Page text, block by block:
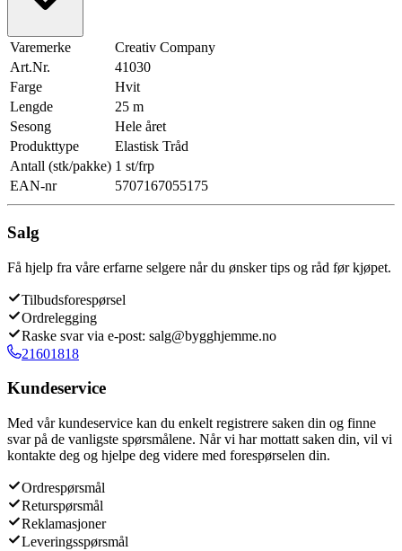
Varemerke
Creativ Company
Art.Nr.
41030
Farge
Hvit
Lengde
25 m
Sesong
Hele året
Produkttype
Elastisk Tråd
Antall (stk/pakke) 1 st/frp
EAN-nr
5707167055175
Salg
Få hjelp fra våre erfarne selgere når du ønsker tips og råd før kjøpet.
Tilbudsforespørsel
Ordrelegging
Raske svar via e-post: salg@bygghjemme.no
21601818
Kundeservice
Med vår kundeservice kan du enkelt registrere saken din og finne
svar på de vanligste spørsmålene. Når vi har mottatt saken din, vil vi
kontakte deg og hjelpe deg videre med forespørselen din.
Ordrespørsmål
Returspørsmål
Reklamasjoner
Leveringsspørsmål